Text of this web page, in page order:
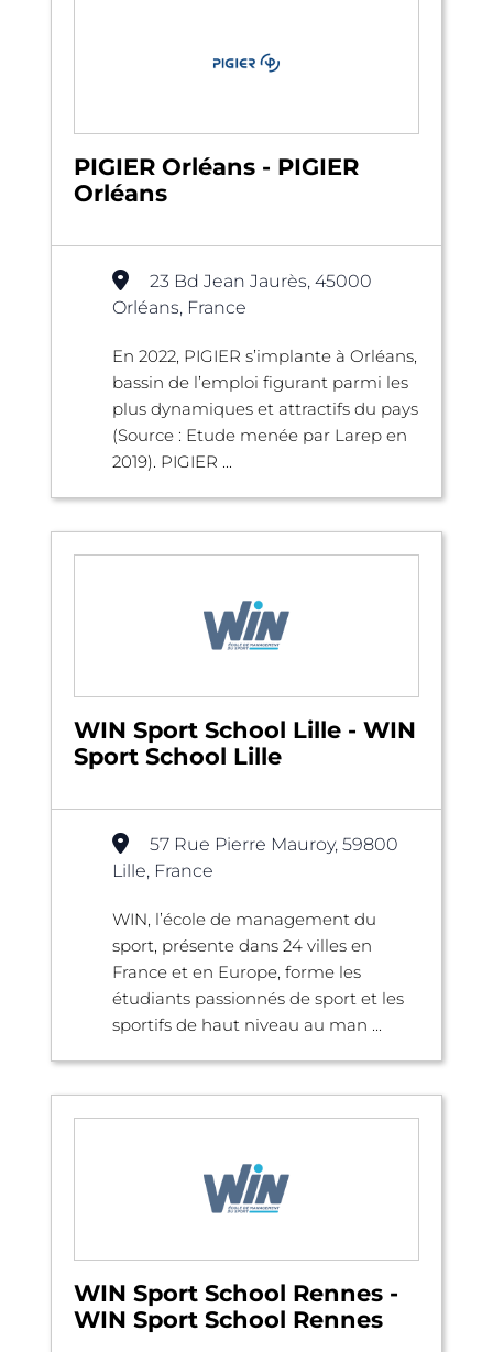
PIGIER Orléans - PIGIER
Orléans
23 Bd Jean Jaurès, 45000
Orléans, France
En 2022, PIGIER s’implante à Orléans,
bassin de l’emploi figurant parmi les
plus dynamiques et attractifs du pays
(Source : Etude menée par Larep en
2019). PIGIER ...
WIN Sport School Lille - WIN
Sport School Lille
57 Rue Pierre Mauroy, 59800
Lille, France
WIN, l’école de management du
sport, présente dans 24 villes en
France et en Europe, forme les
étudiants passionnés de sport et les
sportifs de haut niveau au man ...
WIN Sport School Rennes -
WIN Sport School Rennes